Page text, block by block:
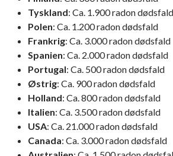
Tyskland: Ca. 1.900 radon dødsfald
Polen: Ca. 1.200 radon dødsfald
Frankrig: Ca. 3.000 radon dødsfald
Spanien: Ca. 2.000 radon dødsfald
Portugal: Ca. 500 radon dødsfald
Østrig: Ca. 900 radon dødsfald
Holland: Ca. 800 radon dødsfald
Italien: Ca. 3.500 radon dødsfald
USA: Ca. 21.000 radon dødsfald
Canada: Ca. 3.000 radon dødsfald